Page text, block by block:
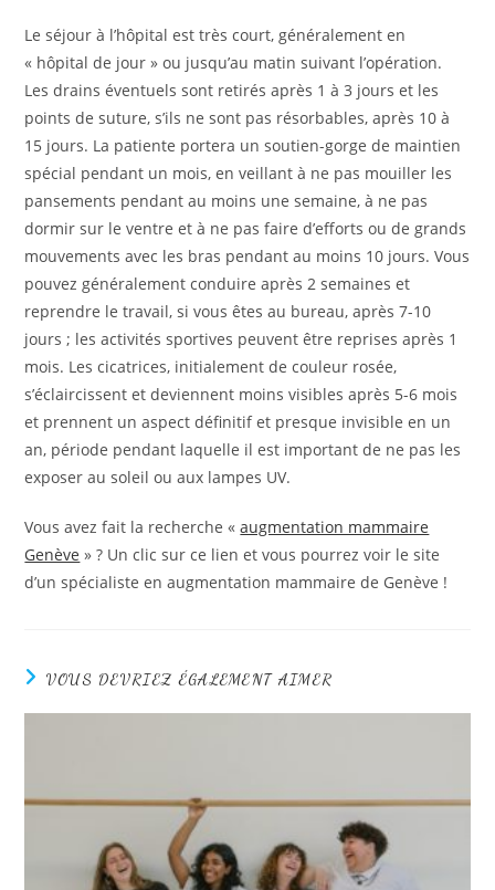
Le séjour à l’hôpital est très court, généralement en
« hôpital de jour » ou jusqu’au matin suivant l’opération.
Les drains éventuels sont retirés après 1 à 3 jours et les
points de suture, s’ils ne sont pas résorbables, après 10 à
15 jours. La patiente portera un soutien-gorge de maintien
spécial pendant un mois, en veillant à ne pas mouiller les
pansements pendant au moins une semaine, à ne pas
dormir sur le ventre et à ne pas faire d’efforts ou de grands
mouvements avec les bras pendant au moins 10 jours. Vous
pouvez généralement conduire après 2 semaines et
reprendre le travail, si vous êtes au bureau, après 7-10
jours ; les activités sportives peuvent être reprises après 1
mois. Les cicatrices, initialement de couleur rosée,
s’éclaircissent et deviennent moins visibles après 5-6 mois
et prennent un aspect définitif et presque invisible en un
an, période pendant laquelle il est important de ne pas les
exposer au soleil ou aux lampes UV.
Vous avez fait la recherche «augmentation mammaire
Genève » ? Un clic sur ce lien et vous pourrez voir le site
d’un spécialiste en augmentation mammaire de Genève !
VOUS DEVRIEZ ÉGALEMENT AIMER